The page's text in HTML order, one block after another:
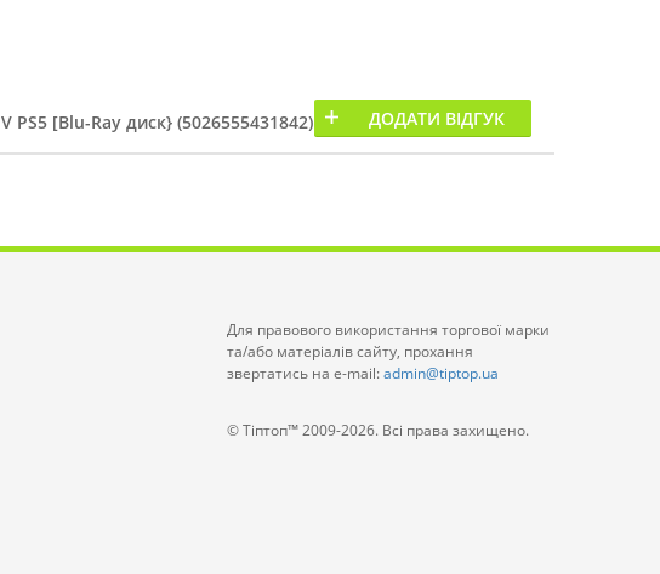
ДОДАТИ ВІДГУК
[Blu-Ray диск} (5026555431842)
Для правового використання торгової марки
та/або матеріалів сайту, прохання
звертатись на e-mail:admin@tiptop.ua
© Тіптоп™ 2009-2026. Всі права захищено.